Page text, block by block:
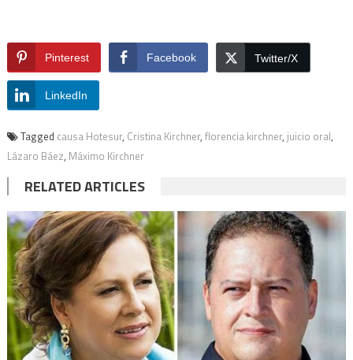
Pinterest Facebook Twitter/X
LinkedIn
Tagged causa Hotesur, Cristina Kirchner, florencia kirchner, juicio oral,
Lázaro Báez, Máximo Kirchner
RELATED ARTICLES